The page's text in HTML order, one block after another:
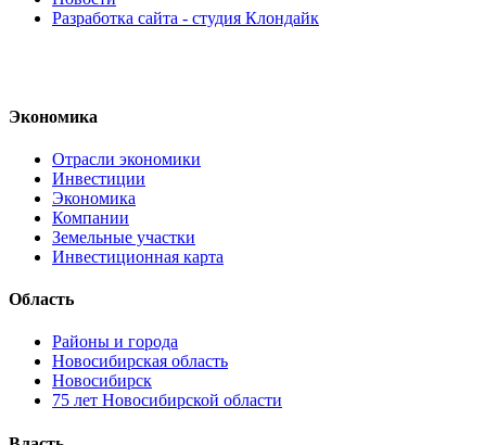
Разработка сайта - студия Клондайк
Экономика
Отрасли экономики
Инвестиции
Экономика
Компании
Земельные участки
Инвестиционная карта
Область
Районы и города
Новосибирская область
Новосибирск
75 лет Новосибирской области